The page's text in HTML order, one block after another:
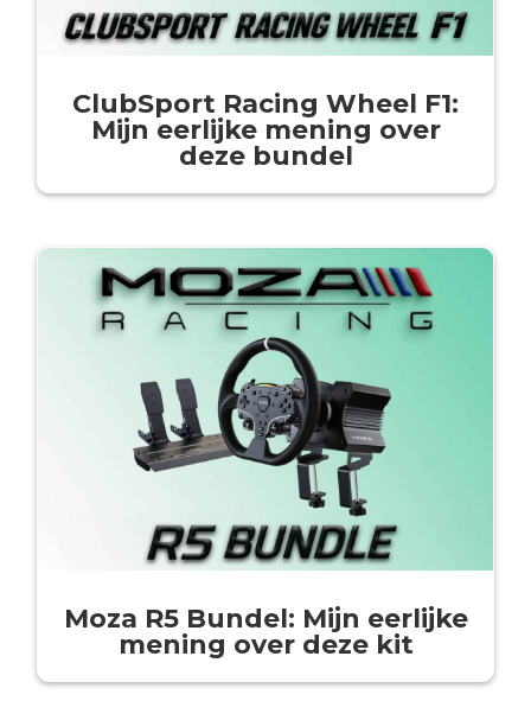
ClubSport Racing Wheel F1:
Mijn eerlijke mening over
deze bundel
Moza R5 Bundel: Mijn eerlijke
mening over deze kit